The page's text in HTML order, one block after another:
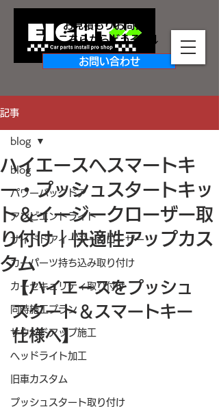
お見積もりお問合せ
​こちらからどうぞ↓↓
お問い合わせ
記事
blog
パワーバックドア
アンビエントライト
サイドドアイージークローザー
カーパーツ持ち込み取り付け
カーセキュリティ取り付け
同時施工プラン
サウンドアップ施工
ヘッドライト加工
旧車カスタム
プッシュスタート取り付け
blog
ハイエースへスマートキ
ー・プッシュスタートキッ
ト＆イージークローザー取
り付け｜快適性アップカス
タム
【ハイエースをプッシュ
スタート＆スマートキー
仕様へ】